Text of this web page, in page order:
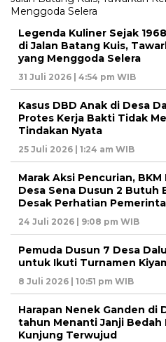
Legenda Kuliner Sejak
di Jalan Batang Kuis,
yang Menggoda Selera
31 Juli 2026 | 4:54 pm WIB
Kasus DBD Anak di Desa
Protes Kerja Bakti Tidak
Tindakan Nyata
25 Juli 2026 | 1:24 am WIB
Marak Aksi Pencurian,
Desa Sena Dusun 2 Butuh
Desak Perhatian
24 Juli 2026 | 9:08 pm WIB
Pemuda Dusun 7 Desa
untuk Ikuti Turnamen
8 Juli 2026 | 10:51 pm WIB
Harapan Nenek Ganden di
tahun Menanti Janji Bedah
Kunjung Terwujud